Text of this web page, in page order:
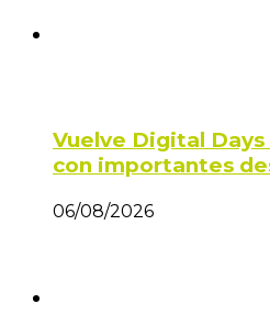
Vuelve Digital
con importantes
06/08/2026